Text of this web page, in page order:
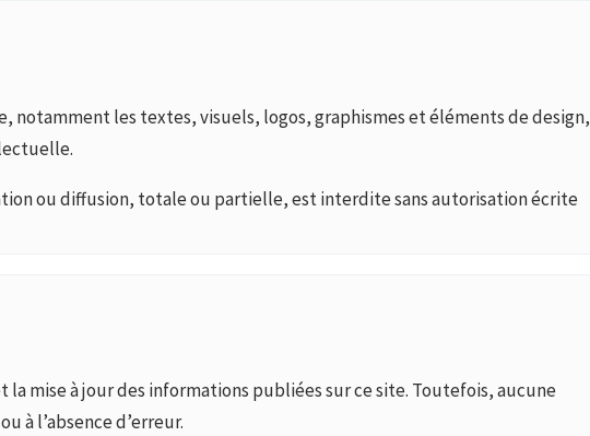
notamment les textes, visuels, logos, graphismes et éléments de design,
ou diffusion, totale ou partielle, est interdite sans autorisation écrite
la mise à jour des informations publiées sur ce site. Toutefois, aucune
à l’absence d’erreur.